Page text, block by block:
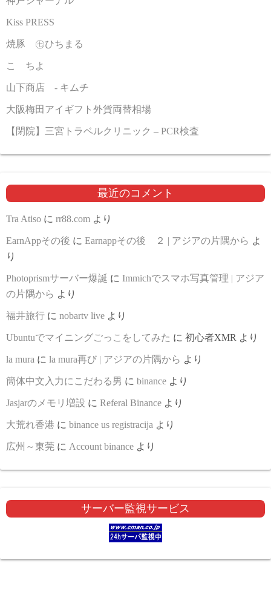
Kiss PRESS
焼豚 ㊆ひちまる
こゝちよ
山下商店 - キムチ
大阪梅田アイギフト外貨両替相場
【閉院】三宮トラベルクリニック – PCR検査
最近のコメント
Tra Atiso に rr88.com より
EarnAppその後 に Earnappその後 ２ | アジアの片隅から よ
り
Photoprismサーバー爆誕 に Immichでスマホ写真管理 | アジア
の片隅から より
福井旅行 に nobartv live より
Ubuntuでマイニングごっこをしてみた に 初心者XMR より
la mura に la mura再び | アジアの片隅から より
簡体中文入力にこだわる男 に binance より
Jasjarのメモリ増設 に Referal Binance より
大荒れ香港 に binance us registracija より
広州～東莞 に Account binance より
サーバー監視サービス